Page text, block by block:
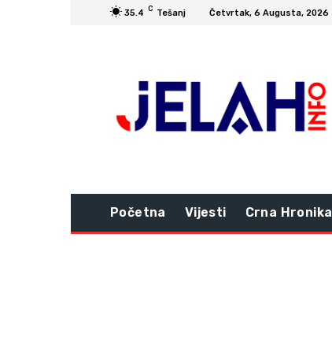
35.4 C Tešanj Četvrtak, 6 Augusta, 2026
Početna Vijesti Crna Hronika